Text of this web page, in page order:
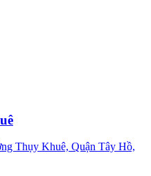
Thụy Khuê, Quận Tây Hồ,